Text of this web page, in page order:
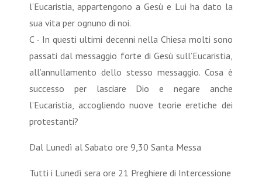
l’Eucaristia, appartengono a Gesù e Lui ha dato la
sua vita per ognuno di noi.
C - In questi ultimi decenni nella Chiesa molti sono
passati dal messaggio forte di Gesù sull’Eucaristia,
all’annullamento dello stesso messaggio. Cosa è
successo per lasciare Dio e negare anche
l’Eucaristia, accogliendo nuove teorie eretiche dei
protestanti?
Dal Lunedì al Sabato ore 9,30 Santa Messa
Tutti i Lunedì sera ore 21 Preghiere di Intercessione